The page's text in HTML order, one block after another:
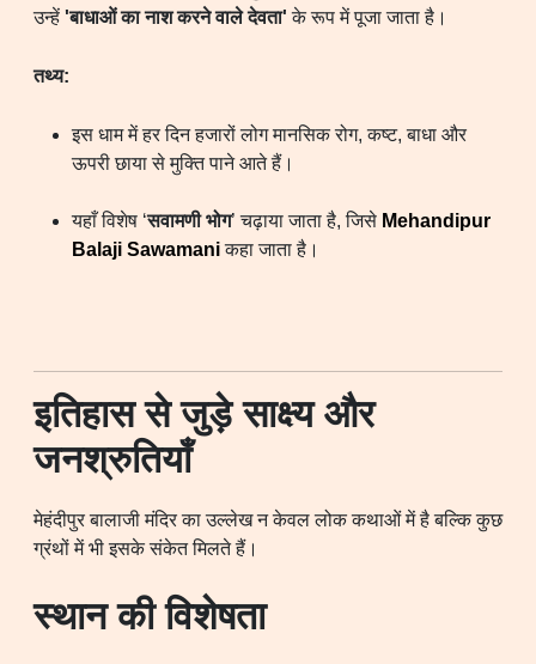
उन्हें 'बाधाओं का नाश करने वाले देवता' के रूप में पूजा जाता है।
तथ्य:
इस धाम में हर दिन हजारों लोग मानसिक रोग, कष्ट, बाधा और
ऊपरी छाया से मुक्ति पाने आते हैं।
यहाँ विशेष ‘सवामणी भोग’ चढ़ाया जाता है, जिसे Mehandipur
Balaji Sawamaniकहा जाता है।
इतिहास से जुड़े साक्ष्य और
जनश्रुतियाँ
मेहंदीपुर बालाजी मंदिर का उल्लेख न केवल लोक कथाओं में है बल्कि कुछ
ग्रंथों में भी इसके संकेत मिलते हैं।
स्थान की विशेषता